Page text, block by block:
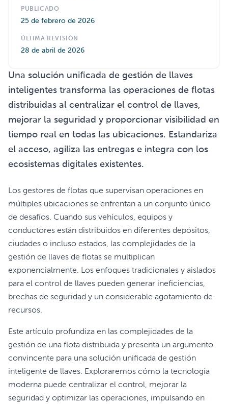
PUBLICADO
25 de febrero de 2026
ÚLTIMA REVISIÓN
28 de abril de 2026
Una solución unificada de gestión de llaves
inteligentes transforma las operaciones de flotas
distribuidas al centralizar el control de llaves,
mejorar la seguridad y proporcionar visibilidad en
tiempo real en todas las ubicaciones. Estandariza
el acceso, agiliza las entregas e integra con los
ecosistemas digitales existentes.
Los gestores de flotas que supervisan operaciones en
múltiples ubicaciones se enfrentan a un conjunto único
de desafíos. Cuando sus vehículos, equipos y
conductores están distribuidos en diferentes depósitos,
ciudades o incluso estados, las complejidades de la
gestión de llaves de flotas se multiplican
exponencialmente. Los enfoques tradicionales y aislados
para el control de llaves pueden generar ineficiencias,
brechas de seguridad y un considerable agotamiento de
recursos.
Este artículo profundiza en las complejidades de la
gestión de una flota distribuida y presenta un argumento
convincente para una solución unificada de gestión
inteligente de llaves. Exploraremos cómo la tecnología
moderna puede centralizar el control, mejorar la
seguridad y optimizar las operaciones, impulsando en